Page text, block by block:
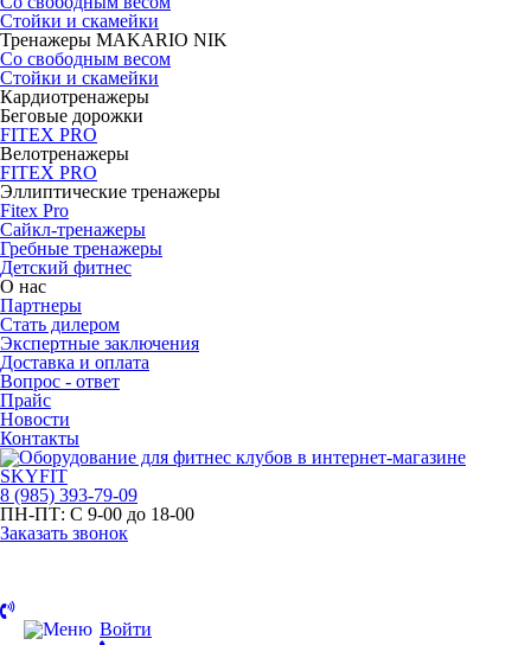
Стойки и скамейки
Тренажеры MAKARIO NIK
Со свободным весом
Стойки и скамейки
Кардиотренажеры
Беговые дорожки
FITEX PRO
Велотренажеры
FITEX PRO
Эллиптические тренажеры
Fitex Pro
Сайкл-тренажеры
Гребные тренажеры
Детский фитнес
О нас
Партнеры
Стать дилером
Экспертные заключения
Доставка и оплата
Вопрос - ответ
Прайс
Новости
Контакты
8 (985) 393-79-09
ПН-ПТ: С 9-00 до 18-00
Заказать звонок
Войти